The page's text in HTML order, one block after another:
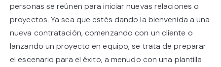
personas se reúnen para iniciar nuevas relaciones o
proyectos. Ya sea que estés dando la bienvenida a una
nueva contratación, comenzando con un cliente o
lanzando un proyecto en equipo, se trata de preparar
el escenario para el éxito, a menudo con una plantilla